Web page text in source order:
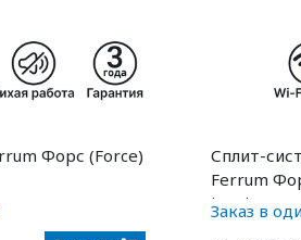
Форс (Force)
Сплит-
Ferrum
iFIS/
Заказ в